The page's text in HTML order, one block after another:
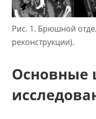
Рис. 1. Брюшной
реконструкции).
Основные